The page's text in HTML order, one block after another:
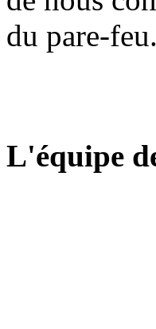
du pare-feu.
L'équipe